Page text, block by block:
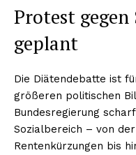
Protest
geplant
Die Diätendebatte ist
größeren politischen
Bundesregierung
Sozialbereich – von der
Rentenkürzungen bis